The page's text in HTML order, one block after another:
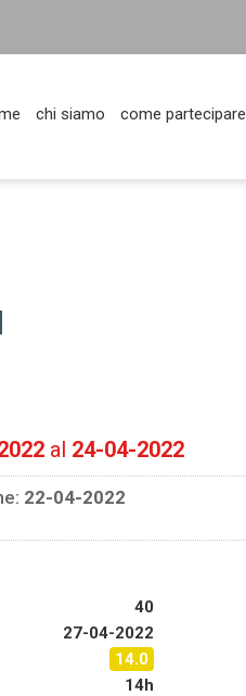
chi siamo come partecipare
al 24-04-2022
22-04-2022
40
27-04-2022
14.0
14h